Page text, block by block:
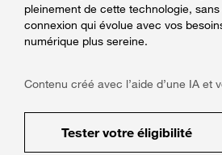
pleinement de cette technologie,
connexion qui évolue avec vos
numérique plus sereine.
Contenu créé avec l’aide d’une IA et
Tester votre éligibilité